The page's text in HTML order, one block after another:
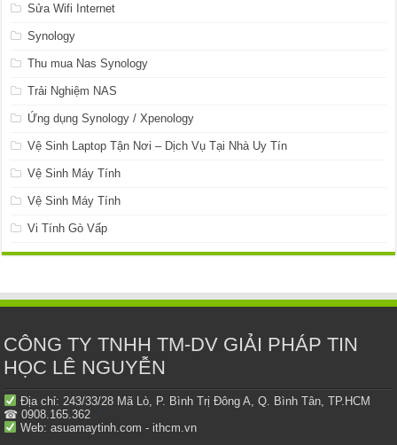
Sửa Wifi Internet
Synology
Thu mua Nas Synology
Trải Nghiệm NAS
Ứng dụng Synology / Xpenology
Vệ Sinh Laptop Tận Nơi – Dịch Vụ Tại Nhà Uy Tín
Vệ Sinh Máy Tính
Vệ Sinh Máy Tính
Vi Tính Gò Vấp
CÔNG TY TNHH TM-DV GIẢI PHÁP TIN
HỌC LÊ NGUYỄN
Địa chỉ: 243/33/28 Mã Lò, P. Bình Trị Đông A, Q. Bình Tân, TP.HCM
☎ 0908.165.362
Web: asuamaytinh.com - ithcm.vn